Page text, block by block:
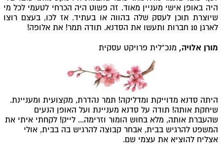
היתה סדנא מדוייקת ומדליקה! תמר נהדרת, מקצועית ומעניינת.
שיחקת אותה! תודה על סדנא מעניינת ועל האופן הנעים
שהעברת אותה, מלא בחוש הומור וזרימה... לייק! לקחתי איתי את
המשפט להרגיש בבית, אבחר קבוצה להרגיש בה בבית, אולי
אצליח להוציא את עצמי שם.
היה באופן אישי מעניין מאוד. זה פשוט היה הכרחי לטעמי לכל מי
שיוצרת תוכן לעסק שלה בהווה או בעתיד. אז לכו, בעצם רוצו
לארגן 10 חברות ותעשו את הסדנא. תודה תמר! את אלופה!
מורן אלויה, מנכ"לית פרויקט עסקית